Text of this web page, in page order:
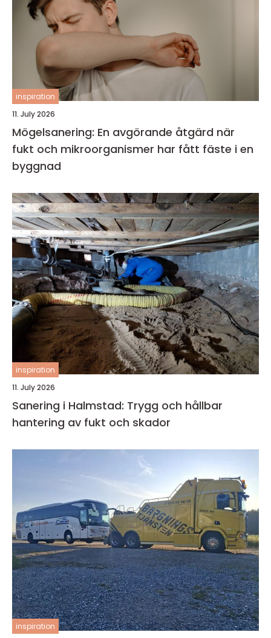
inspiration
11. July 2026
Mögelsanering: En avgörande åtgärd när
fukt och mikroorganismer har fått fäste i en
byggnad
inspiration
11. July 2026
Sanering i Halmstad: Trygg och hållbar
hantering av fukt och skador
inspiration